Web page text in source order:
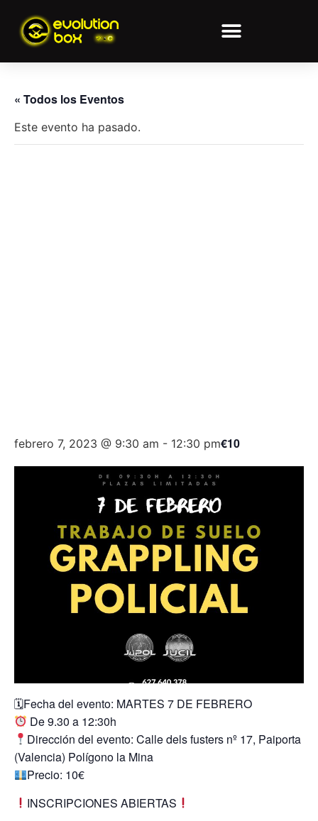
« Todos los Eventos
Este evento ha pasado.
febrero 7, 2023 @ 9:30 am - 12:30 pm€10
🗓Fecha del evento: MARTES 7 DE FEBRERO
De 9.30 a 12:30h
Dirección del evento: Calle dels fusters nº 17, Paiporta
(Valencia) Polígono la Mina
Precio: 10€
INSCRIPCIONES ABIERTAS